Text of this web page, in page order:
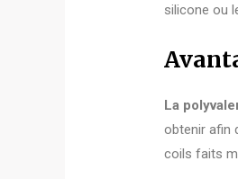
silicone ou
La
obtenir afin
coils faits